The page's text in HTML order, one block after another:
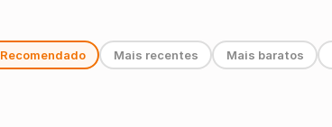
Recomendado Mais recentes Mais baratos